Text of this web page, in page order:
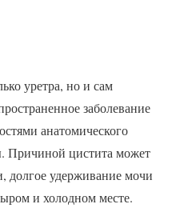
уретра, но и сам
заболевание
анатомического
Причиной цистита может
долгое удерживание мочи
и холодном месте.